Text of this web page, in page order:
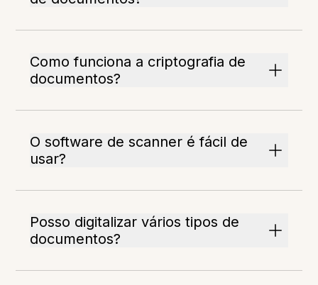
Como funciona a criptografia de
documentos?
O software de scanner é fácil de
usar?
Posso digitalizar vários tipos de
documentos?